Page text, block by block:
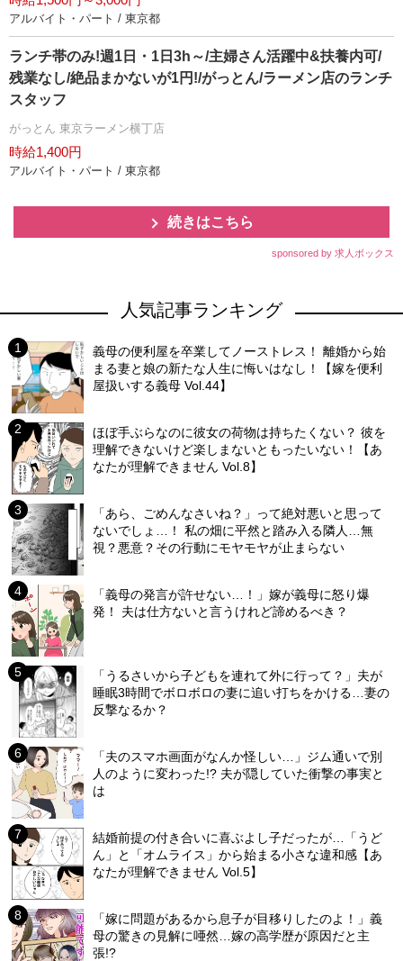
アルバイト・パート / 東京都
ランチ帯のみ!週1日・1日3h～/主婦さん活躍中&扶養内可/
残業なし/絶品まかないが1円!/がっとん/ラーメン店のランチ
スタッフ
がっとん 東京ラーメン横丁店
時給1,400円
アルバイト・パート / 東京都
続きはこちら
sponsored by 求人ボックス
人気記事ランキング
義母の便利屋を卒業してノーストレス！ 離婚から始
まる妻と娘の新たな人生に悔いはなし！【嫁を便利
屋扱いする義母 Vol.44】
ほぼ手ぶらなのに彼女の荷物は持ちたくない？ 彼を
理解できないけど楽しまないともったいない！【あ
なたが理解できません Vol.8】
「あら、ごめんなさいね？」って絶対悪いと思って
ないでしょ…！ 私の畑に平然と踏み入る隣人…無
視？悪意？その行動にモヤモヤが止まらない
「義母の発言が許せない…！」嫁が義母に怒り爆
発！ 夫は仕方ないと言うけれど諦めるべき？
「うるさいから子どもを連れて外に行って？」夫が
睡眠3時間でボロボロの妻に追い打ちをかける…妻の
反撃なるか？
「夫のスマホ画面がなんか怪しい…」ジム通いで別
人のように変わった!? 夫が隠していた衝撃の事実と
は
結婚前提の付き合いに喜ぶよし子だったが…「うど
ん」と「オムライス」から始まる小さな違和感【あ
なたが理解できません Vol.5】
「嫁に問題があるから息子が目移りしたのよ！」義
母の驚きの見解に唖然…嫁の高学歴が原因だと主
張!?